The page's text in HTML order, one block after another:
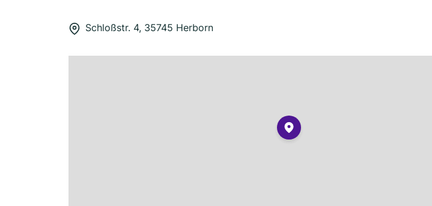
Schloßstr. 4, 35745 Herborn